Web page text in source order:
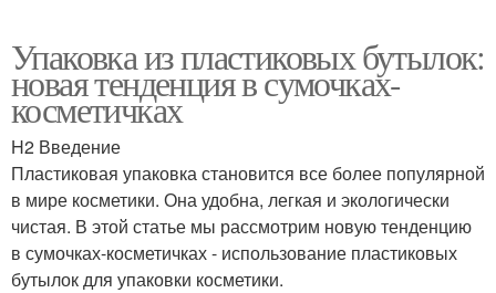
Упаковка из пластиковых бутылок:
новая тенденция в сумочках-
косметичках
H2 Введение
Пластиковая упаковка становится все более популярной
в мире косметики. Она удобна, легкая и экологически
чистая. В этой статье мы рассмотрим новую тенденцию
в сумочках-косметичках - использование пластиковых
бутылок для упаковки косметики.